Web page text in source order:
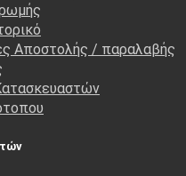
Αποστολής / παραλαβής